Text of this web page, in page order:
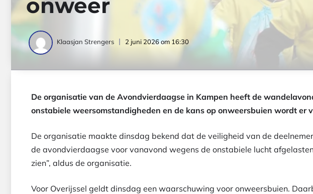
onweer
Klaasjan Strengers 2 juni 2026 om 16:30
De organisatie van de Avondvierdaagse in Kampen heeft de
onstabiele weersomstandigheden en de kans op onweersbuien wordt er
De organisatie maakte dinsdag bekend dat de veiligheid van de
de avondvierdaagse voor vanavond wegens de onstabiele lucht
zien”, aldus de organisatie.
Voor Overijssel geldt dinsdag een waarschuwing voor onweersbuien.